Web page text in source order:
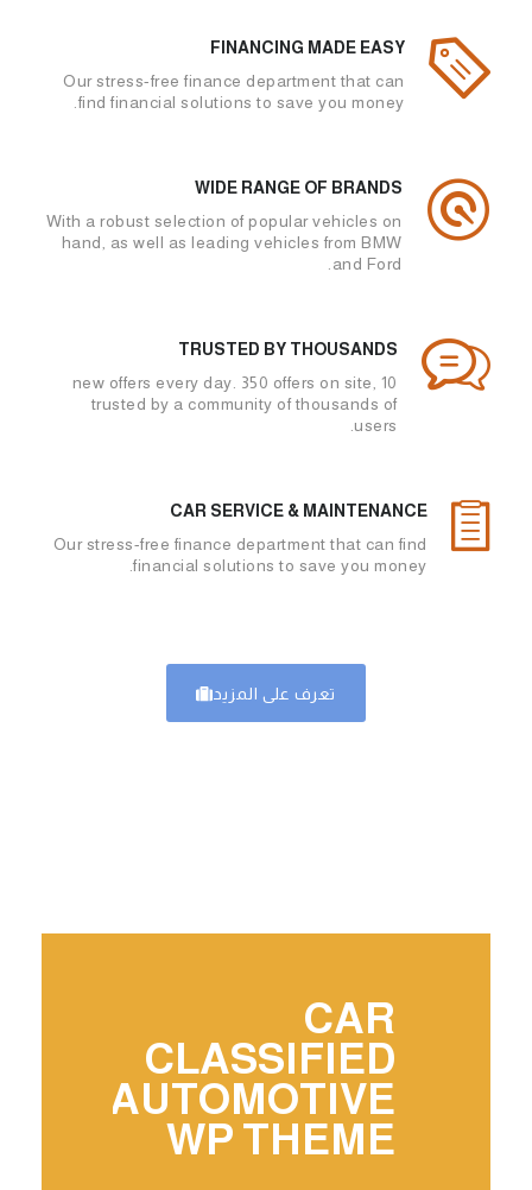
FINANCING MADE EASY
Our stress-free finance department that can
find financial solutions to save you money.
WIDE RANGE OF BRANDS
With a robust selection of popular vehicles on
hand, as well as leading vehicles from BMW
and Ford.
TRUSTED BY THOUSANDS
10 new offers every day. 350 offers on site,
trusted by a community of thousands of
users.
CAR SERVICE & MAINTENANCE
Our stress-free finance department that can find
financial solutions to save you money.
تعرف على المزيد
CAR
CLASSIFIED
AUTOMOTIVE
WP THEME